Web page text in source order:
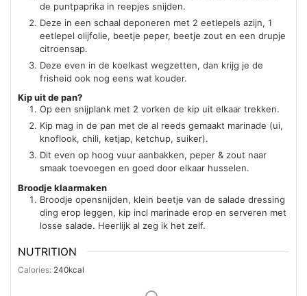
de puntpaprika in reepjes snijden.
Deze in een schaal deponeren met 2 eetlepels azijn, 1
eetlepel olijfolie, beetje peper, beetje zout en een drupje
citroensap.
Deze even in de koelkast wegzetten, dan krijg je de
frisheid ook nog eens wat kouder.
Kip uit de pan?
Op een snijplank met 2 vorken de kip uit elkaar trekken.
Kip mag in de pan met de al reeds gemaakt marinade (ui,
knoflook, chili, ketjap, ketchup, suiker).
Dit even op hoog vuur aanbakken, peper & zout naar
smaak toevoegen en goed door elkaar husselen.
Broodje klaarmaken
Broodje opensnijden, klein beetje van de salade dressing
ding erop leggen, kip incl marinade erop en serveren met
losse salade. Heerlijk al zeg ik het zelf.
NUTRITION
Calories: 240kcal